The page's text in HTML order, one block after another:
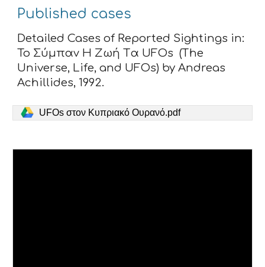
Published cases
Detailed Cases of Reported Sightings in:
Το Σύμπαν H Ζωή Tα UFOs (The
Universe, Life, and UFOs) by Andreas
Achillides, 1992.
UFOs στον Κυπριακό Ουρανό.pdf